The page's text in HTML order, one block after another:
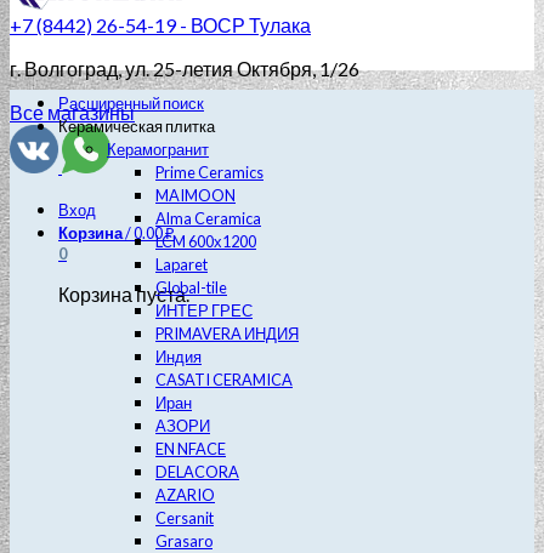
+7 (8442) 26-54-19 - ВОСР Тулака
г. Волгоград, ул. 25-летия Октября, 1/26
Все магазины
Вход
Корзина/0.00₽
0
Корзина пуста.
Расширенный поиск
Керамическая плитка
Керамогранит
Prime Ceramics
MAIMOON
Alma Ceramica
LCM 600х1200
Laparet
Global-tile
ИНТЕР ГРЕС
PRIMAVERA ИНДИЯ
Индия
CASATI CERAMICA
Иран
АЗОРИ
EN NFACE
DELACORA
AZARIO
Cersanit
Grasaro